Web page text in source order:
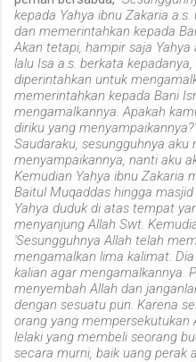
kepada Yahya ibnu Zakaria
dan memerintahkan kepada
Akan tetapi, hampir saja
lalu Isa a.s. berkata
diperintahkan untuk
memerintahkan kepada Bani
mengamalkannya. Apakah
diriku yang
Saudaraku, sesungguhnya
menyampaikannya, nanti aku
Kemudian Yahya ibnu Zakaria
Baitul Muqaddas hingga
Yahya duduk di atas tempat
menyanjung Allah Swt.
'Sesungguhnya Allah telah
mengamalkan lima kalimat.
kalian agar mengamalkannya.
menyembah Allah dan
dengan sesuatu pun. Karena
orang yang mempersekutukan
lelaki yang membeli seorang
secara murni, baik uang perak